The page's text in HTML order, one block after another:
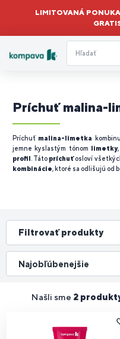
LIMITOVANÁ
Príchuť malina-
Príchuť malina-limetka
jemne kyslastým tónom limetky
profil . Táto príchuťosloví
kombinácie, ktoré sa odlišujú od
Filtrovať produkty
Našli sme 2
Najobľúbenejšie